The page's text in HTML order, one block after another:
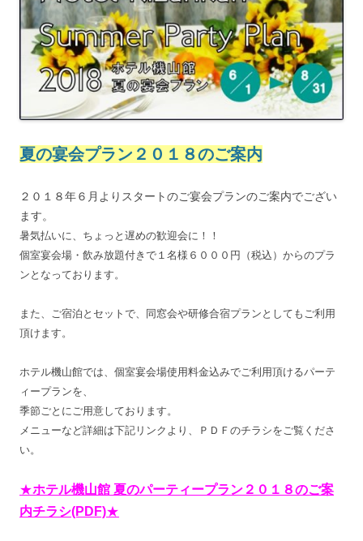
夏の宴会プラン２０１８のご案内
２０１８年６月よりスタートのご宴会プランのご案内でござい
ます。
暑気払いに、ちょっと遅めの歓迎会に！！
個室宴会場・飲み放題付きで１名様６０００円（税込）からのプラ
ンとなっております。
また、ご宿泊とセットで、同窓会や研修合宿プランとしてもご利用
頂けます。
ホテル機山館では、個室宴会場使用料金込みでご利用頂けるパーテ
ィープランを、
季節ごとにご用意しております。
メニューなど詳細は下記リンクより、ＰＤＦのチラシをご覧くださ
い。
★ホテル機山館 夏のパーティープラン２０１８のご案
内チラシ(PDF)★